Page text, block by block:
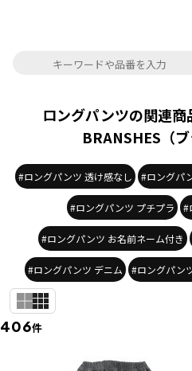
ロングパンツの関連
BRANSHES（ブ
#ロングパンツ 透け感なし #ロングパ
#ロングパンツ プチプラ #
#ロングパンツ お名前ネーム付き
#ロングパンツ デニム #ロングパン
406件